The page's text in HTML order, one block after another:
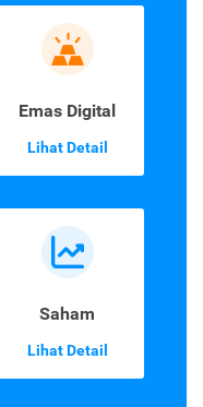
Emas Digital
Lihat Detail
Saham
Lihat Detail